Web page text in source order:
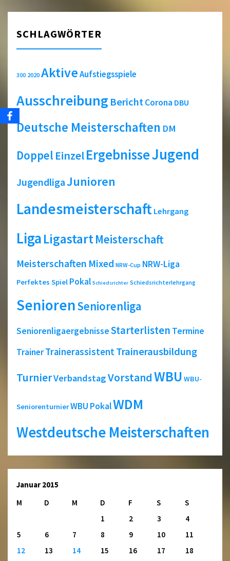
SCHLAGWÖRTER
300 2020 AktiveAufstiegsspiele
Ausschreibung BerichtCorona DBU
Deutsche Meisterschaften DM
Doppel EinzelErgebnisseJugend
JugendligaJunioren
Landesmeisterschaft Lehrgang
LigaLigastartMeisterschaft
Meisterschaften Mixed NRW-Cup NRW-Liga
Perfektes Spiel Pokal Schiedsrichter Schiedsrichterlehrgang
SeniorenSeniorenliga
SeniorenligaergebnisseStarterlisten Termine
TrainerTrainerassistent Trainerausbildung
TurnierVerbandstagVorstandWBU WBU-
SeniorenturnierWBU PokalWDM
Westdeutsche Meisterschaften
Januar 2015
M
D M D F S
S
1
2 3
4
5
6 7 8 9 10
11
12
13 14 15 16 17
18